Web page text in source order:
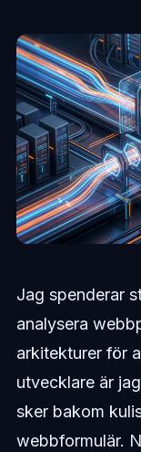
Jag spenderar
analysera
arkitekturer för
utvecklare är
sker bakom
webbformulär.